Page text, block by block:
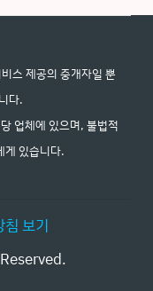
스 제공의 중개자일 뿐
다.
업체에 있으며, 불법적
게 있습니다.
침 보기